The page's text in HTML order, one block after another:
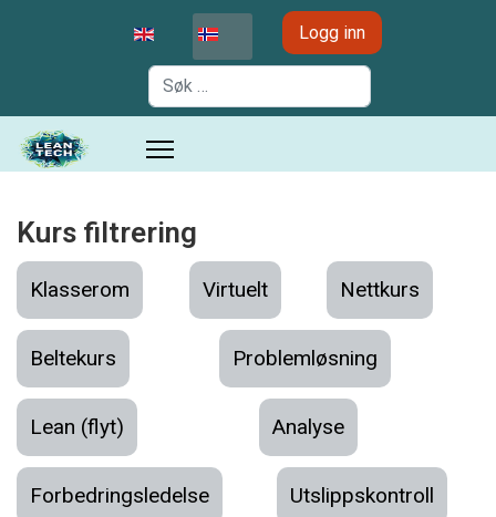
Logg inn
Søk
Kurs filtrering
Klasserom Virtuelt Nettkurs
Beltekurs Problemløsning
Lean (flyt) Analyse
Forbedrings­ledelse Utslippskontroll